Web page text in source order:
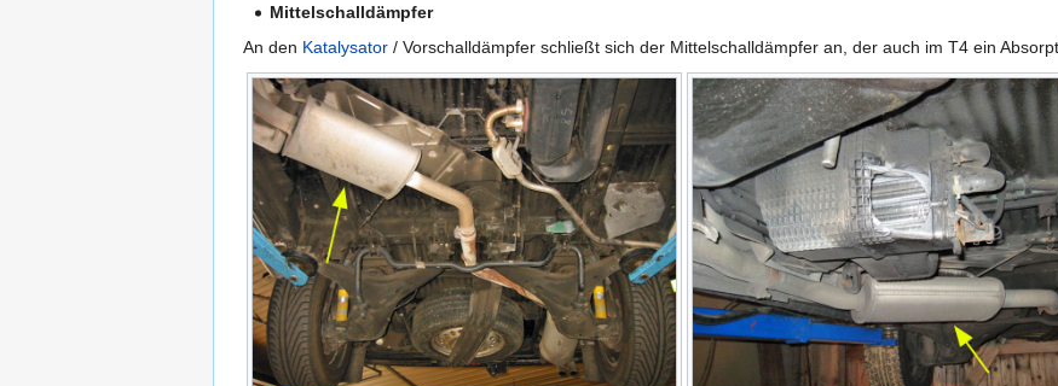
Mittelschalldämpfer
An den Katalysator / Vorschalldämpfer schließt sich der Mittelschalldämpfer an, der auch im T4 ein